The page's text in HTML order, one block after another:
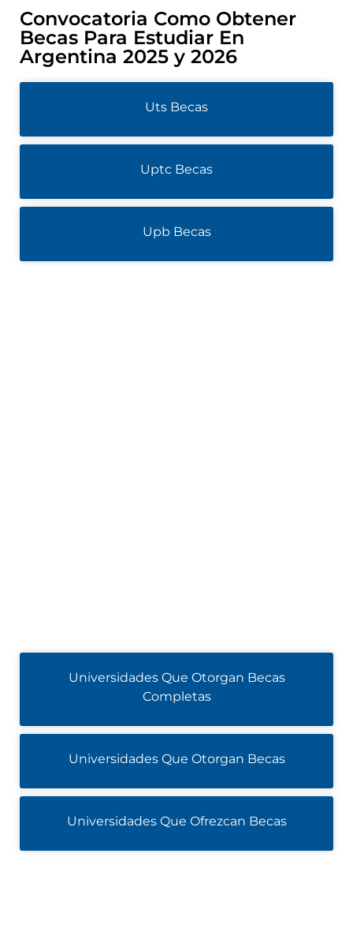
Convocatoria Como Obtener
Becas Para Estudiar En
Argentina 2025 y 2026
Uts Becas
Uptc Becas
Upb Becas
Universidades Que Otorgan Becas
Completas
Universidades Que Otorgan Becas
Universidades Que Ofrezcan Becas